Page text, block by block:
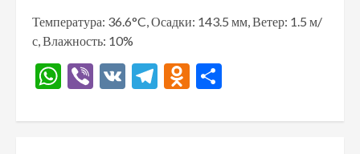
Температура: 36.6°C, Осадки: 143.5 мм, Ветер: 1.5 м/
с, Влажность: 10%
WhatsApp
Viber
VK Telegram
Odnoklassniki